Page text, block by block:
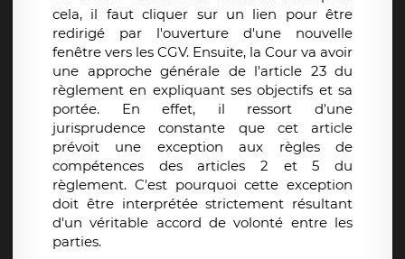
cela, il faut cliquer sur un lien pour être
redirigé par l'ouverture d'une nouvelle
fenêtre vers les CGV. Ensuite, la Cour va avoir
une approche générale de l'article 23 du
règlement en expliquant ses objectifs et sa
portée. En effet, il ressort d'une
jurisprudence constante que cet article
prévoit une exception aux règles de
compétences des articles 2 et 5 du
règlement. C'est pourquoi cette exception
doit être interprétée strictement résultant
d'un véritable accord de volonté entre les
parties.